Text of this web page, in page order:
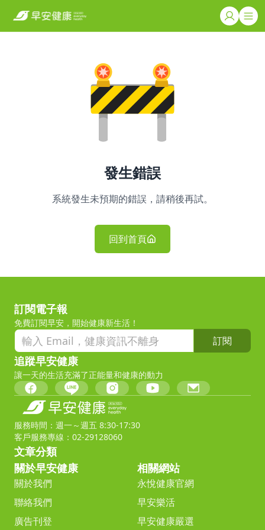
發生錯誤
系統發生未預期的錯誤，請稍後再試。
回到首頁
訂閱電子報
免費訂閱早安，開始健康新生活！
訂閱
追蹤早安健康
讓一天的生活充滿了正能量和健康的動力
服務時間：週一～週五 8:30-17:30
客戶服務專線：02-29128060
文章分類
關於早安健康
關於我們
聯絡我們
廣告刊登
相關網站
永悅健康官網
早安樂活
早安健康嚴選